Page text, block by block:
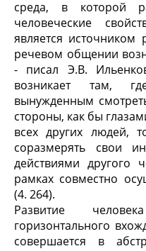
среда, в которой
человеческие
является источником
речевом общении
- писал Э.В.
возникает там,
вынужденным
стороны, как бы
всех других людей,
соразмерять свои
действиями другого
рамках совместно
(4. 264).
Развитие
горизонтального
совершается в